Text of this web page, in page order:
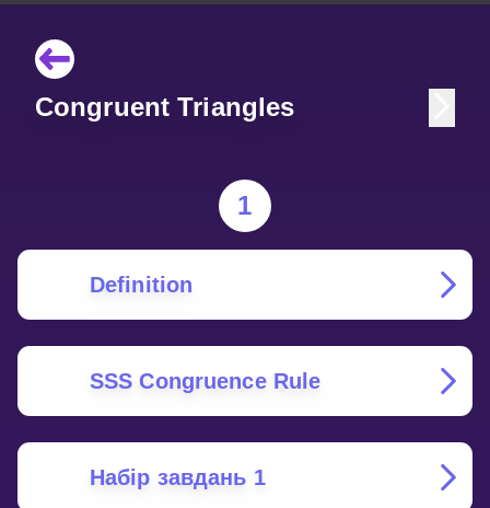
Congruent Triangles
1
Definition
SSS Congruence Rule
Набір завдань 1